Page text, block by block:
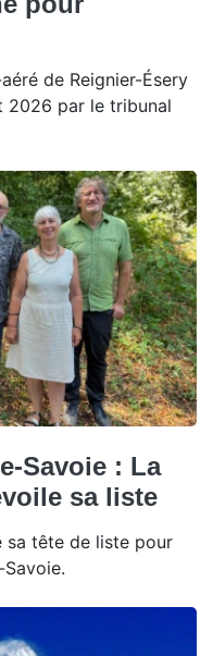
de Reignier-Ésery
2026 par le tribunal
Savoie : La
sa liste
sa tête de liste pour